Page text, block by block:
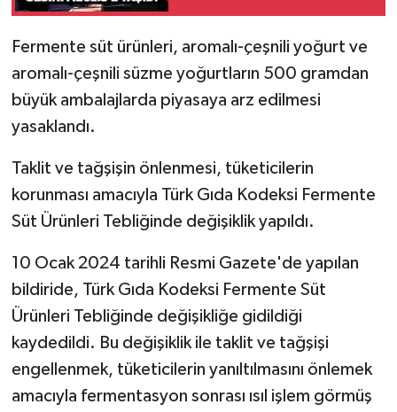
Fermente süt ürünleri, aromalı-çeşnili yoğurt ve
aromalı-çeşnili süzme yoğurtların 500 gramdan
büyük ambalajlarda piyasaya arz edilmesi
yasaklandı.
Taklit ve tağşişin önlenmesi, tüketicilerin
korunması amacıyla Türk Gıda Kodeksi Fermente
Süt Ürünleri Tebliğinde değişiklik yapıldı.
10 Ocak 2024 tarihli Resmi Gazete'de yapılan
bildiride, Türk Gıda Kodeksi Fermente Süt
Ürünleri Tebliğinde değişikliğe gidildiği
kaydedildi. Bu değişiklik ile taklit ve tağşişi
engellenmek, tüketicilerin yanıltılmasını önlemek
amacıyla fermentasyon sonrası ısıl işlem görmüş